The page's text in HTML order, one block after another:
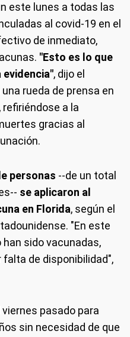
este lunes a todas las
al covid-19 en el
de inmediato,
"Esto es lo que
evidencia", dijo el
rueda de prensa en
a la
gracias al
personas --de un total
se aplicaron al
en Florida, según el
"En este
sido vacunadas,
de disponibilidad",
pasado para
sin necesidad de que